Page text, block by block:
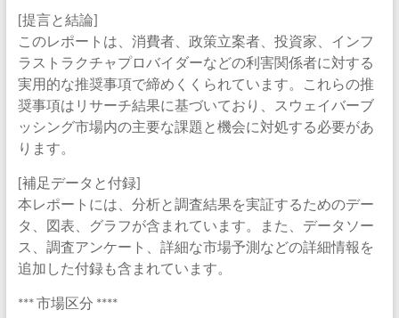
[提言と結論]
このレポートは、消費者、政策立案者、投資家、インフ
ラストラクチャプロバイダーなどの利害関係者に対する
実用的な推奨事項で締めくくられています。これらの推
奨事項はリサーチ結果に基づいており、スウェイバーブ
ッシング市場内の主要な課題と機会に対処する必要があ
ります。
[補足データと付録]
本レポートには、分析と調査結果を実証するためのデー
タ、図表、グラフが含まれています。また、データソー
ス、調査アンケート、詳細な市場予測などの詳細情報を
追加した付録も含まれています。
*** 市場区分 ****